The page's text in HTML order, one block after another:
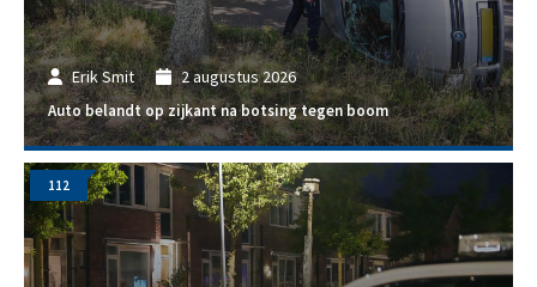
Erik Smit 2 augustus 2026
Auto belandt op zijkant na botsing tegen boom
112